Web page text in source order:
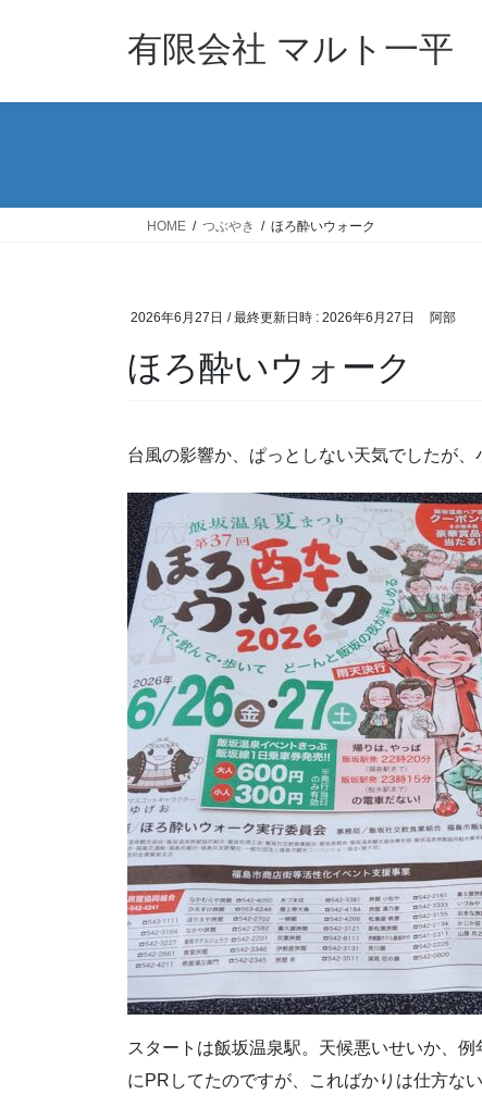
有限会社 マルト一平
HOME つぶやき ほろ酔いウォーク
2026年6月27日 / 最終更新日時 : 2026年6月27日 阿部
ほろ酔いウォーク
台風の影響か、ぱっとしない天気でしたが、
スタートは飯坂温泉駅。天候悪いせいか、
にPRしてたのですが、こればかりは仕方ない